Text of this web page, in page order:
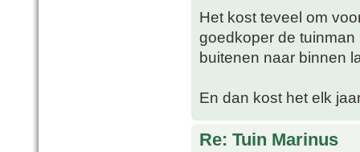
Het kost teveel om
goedkoper de
buitenen naar binnen
En dan kost het elk
Re: Tuin Marinus